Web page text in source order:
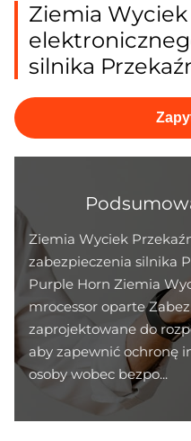
Ziemia
silnika
Ziemia Wyciek
zabezpieczenia silnika
Purple Horn Ziemia
mrocessor oparte
zaprojektowane do
aby zapewnić ochronę
osoby wobec bezpo...